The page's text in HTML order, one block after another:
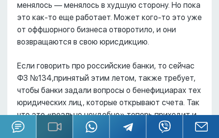
менялось –– менялось в худшую сторону. Но пока
это как-то еще работает. Может кого-то это уже
от оффшорного бизнеса отворотило, и они
возвращаются в свою юрисдикцию.
Если говорить про российские банки, то сейчас
ФЗ №134,принятый этим летом, также требует,
чтобы банки задали вопросы о бенефициарах тех
юридических лиц, которые открывают счета. Так
что это «реально неудобно» теперь приходит и
к нам. Но это тема отдельного вебинара,